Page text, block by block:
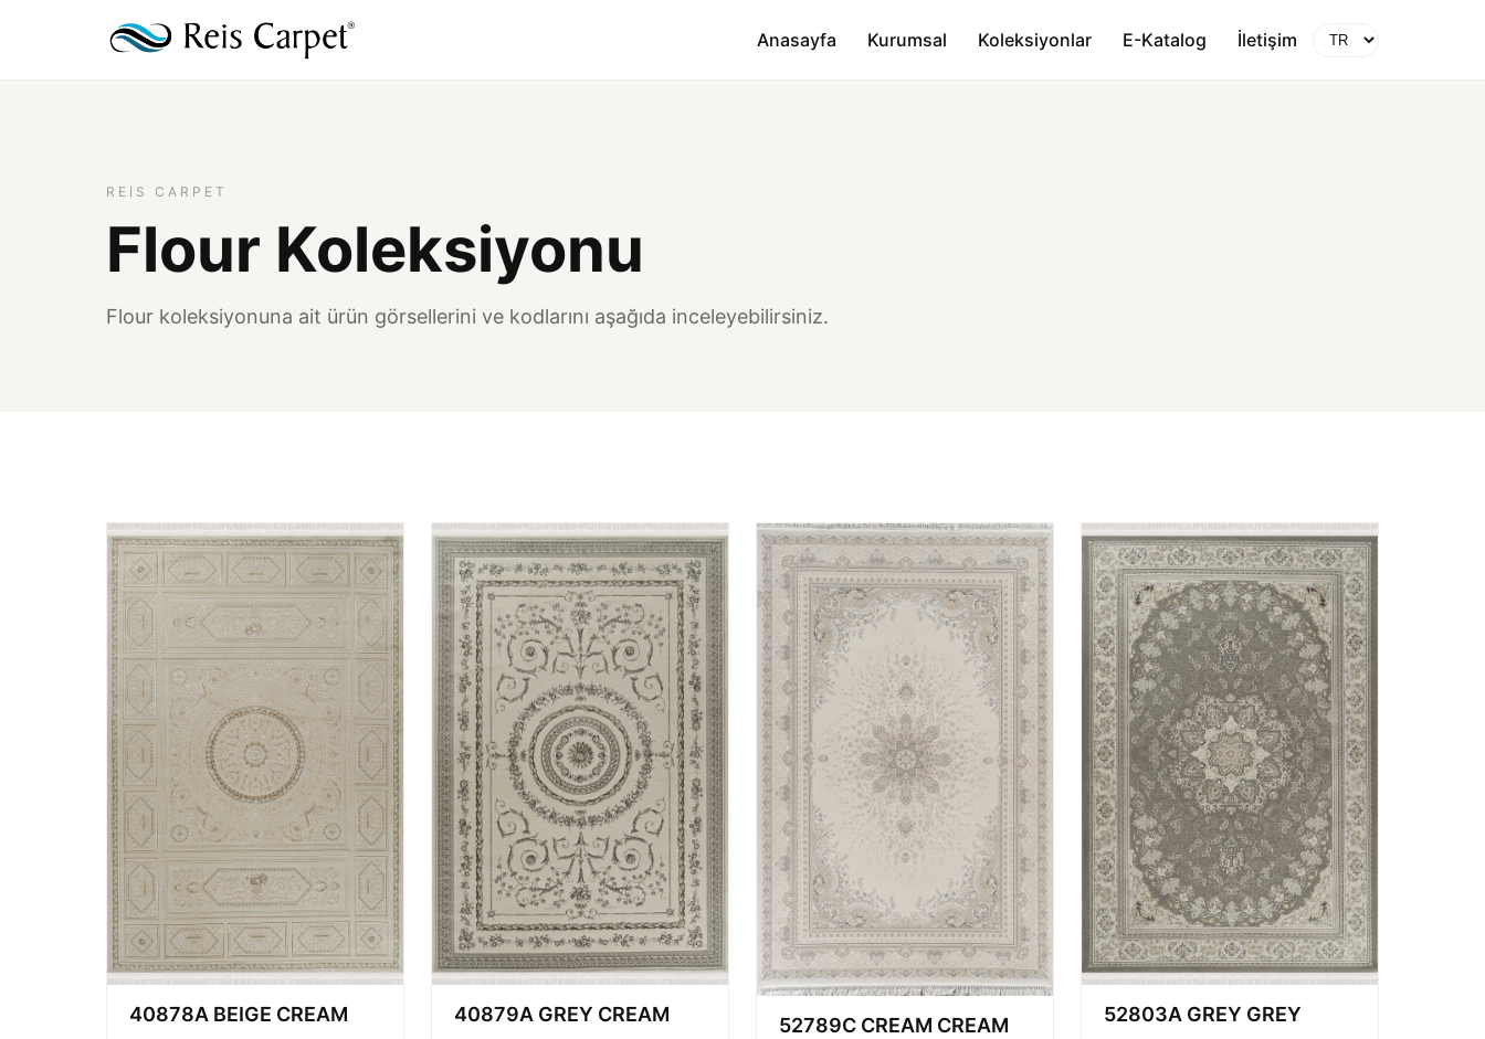
Anasayfa Kurumsal Koleksiyonlar E-Katalog İletişim
REIS CARPET
Flour Koleksiyonu
Flour koleksiyonuna ait ürün görsellerini ve kodlarını aşağıda inceleyebilirsiniz.
40878A BEIGE CREAM 40879A GREY CREAM 52789C CREAM CREAM 52803A GREY GREY